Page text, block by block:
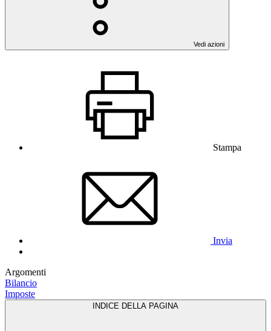
Vedi azioni
Stampa
Invia
Argomenti
Bilancio
Imposte
INDICE DELLA PAGINA